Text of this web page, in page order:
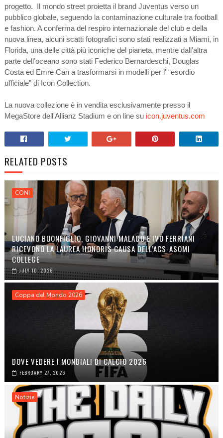
progetto. Il mondo street proietta il brand Juventus verso un
pubblico globale, seguendo la contaminazione culturale tra football
e fashion. A conferma del respiro internazionale del club e della
nuova linea, alcuni scatti fotografici sono stati realizzati a Miami, in
Florida, una delle città più iconiche del pianeta, mentre dall'altra
parte dell'oceano sono stati Federico Bernardeschi, Douglas
Costa ed Emre Can a trasformarsi in modelli per l' “esordio
ufficiale” di Icon Collection.
La nuova collezione è in vendita esclusivamente presso il
MegaStore dell'Allianz Stadium e on line su icon.juventus.com
RELATED POSTS
CONI
LUCIANO BUONFIGLIO, GIOVANNI MALAGÒ E IVO FERRIANI
RICEVONO LA LAUREA HONORIS CAUSA DELL’ACS-ASOMI
COLLEGE
JULY 10, 2026
Coppa del Mondo 2026
DOVE VEDERE I MONDIALI DI CALCIO 2026
FEBRUARY 27, 2026
Notizie